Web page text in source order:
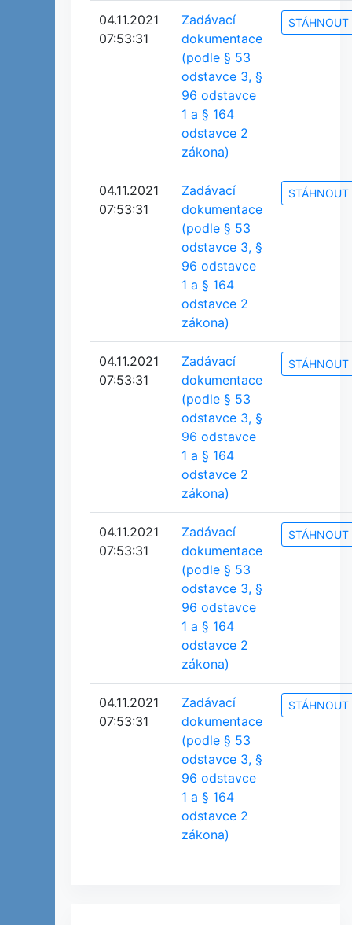
04.11.2021
07:53:31
Zadávací
dokumentace
(podle § 53
odstavce 3, §
96 odstavce
1 a § 164
odstavce 2
zákona)
STÁHNOUT
04.11.2021
07:53:31
Zadávací
dokumentace
(podle § 53
odstavce 3, §
96 odstavce
1 a § 164
odstavce 2
zákona)
STÁHNOUT
04.11.2021
07:53:31
Zadávací
dokumentace
(podle § 53
odstavce 3, §
96 odstavce
1 a § 164
odstavce 2
zákona)
STÁHNOUT
04.11.2021
07:53:31
Zadávací
dokumentace
(podle § 53
odstavce 3, §
96 odstavce
1 a § 164
odstavce 2
zákona)
STÁHNOUT
04.11.2021
07:53:31
Zadávací
dokumentace
(podle § 53
odstavce 3, §
96 odstavce
1 a § 164
odstavce 2
zákona)
STÁHNOUT